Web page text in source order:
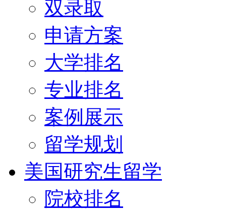
双录取
申请方案
大学排名
专业排名
案例展示
留学规划
美国研究生留学
院校排名